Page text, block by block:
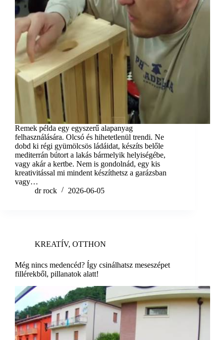
Remek példa egy egyszerű alapanyag
felhasználására. Olcsó és hihetetlenül trendi. Ne
dobd ki régi gyümölcsös ládáidat, készíts belőle
mediterrán bútort a lakás bármelyik helyiségébe,
vagy akár a kertbe. Nem is gondolnád, egy kis
kreativitással mi mindent készíthetsz a garázsban
vagy…
dr rock
2026-06-05
KREATÍV, OTTHON
Még nincs medencéd? Így csinálhatsz meseszépet
fillérekből, pillanatok alatt!